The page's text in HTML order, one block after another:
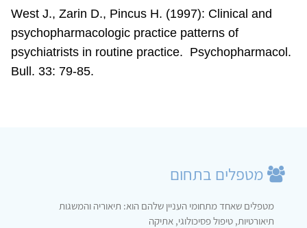
West J., Zarin D., Pincus H. (1997): Clinical and
psychopharmacologic practice patterns of
psychiatrists in routine practice. Psychopharmacol.
Bull. 33: 79-85.
מטפלים בתחום
מטפלים שאחד מתחומי העניין שלהם הוא: תיאוריה והמשגות
תיאורטיות, טיפול פסיכולוגי, אתיקה